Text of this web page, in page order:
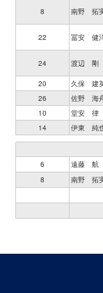
8 南野 拓
22 冨安 健
24 渡辺 剛
20
久保 建
26
佐野 海
10
堂安 律
14
伊東 純
6
遠藤 航
8
南野 拓